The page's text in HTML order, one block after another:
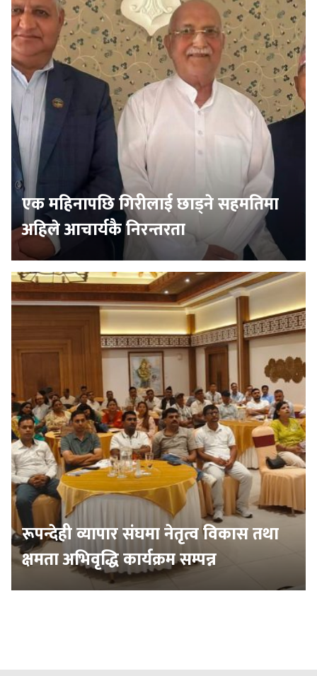
एक महिनापछि गिरीलाई छाड्ने सहमतिमा
अहिले आचार्यकै निरन्तरता
रूपन्देही व्यापार संघमा नेतृत्व विकास तथा
क्षमता अभिवृद्धि कार्यक्रम सम्पन्न